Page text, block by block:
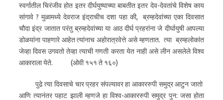
स्वर्गातील चिरंजीव होत इतर दीर्घयुष्याच्या बाबतीत इतर देव-देवतांचे विशेष काय
सांगावे ? मुळामध्ये देवराज इंद्राचीच दशा पहा की, ब्रम्हदेवांच्या एका दिवसात
चौदा इंद्र जातात परंतु ब्रम्हदेवांच्या या आठ दीर्घ प्रहरांना जे दीर्घायुषी आपल्या
डोळयांना पाहणारे आहेत त्यांनाच अहोरात्रवेत्ते असे म्हणतात. त्या ब्रम्हलोकांत
जेव्हा दिवस उगवतो तेव्हा त्याची गणती करता येत नाही असे लीन असलेले विश्व
आकाराला येते. (ओवी १५१ ते १६०)
पुढे त्या दिवसाचे चार प्रहर संपल्यावर हा आकाररुपी समुद्र आटुन जातो
आणि त्यानंतर पहाट झाली म्हणजे हा विश्व-आकाररुपी समुद्र पुन: जसा होता